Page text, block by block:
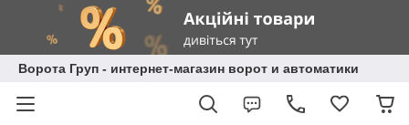
Ворота Груп - интернет-магазин ворот и автоматики